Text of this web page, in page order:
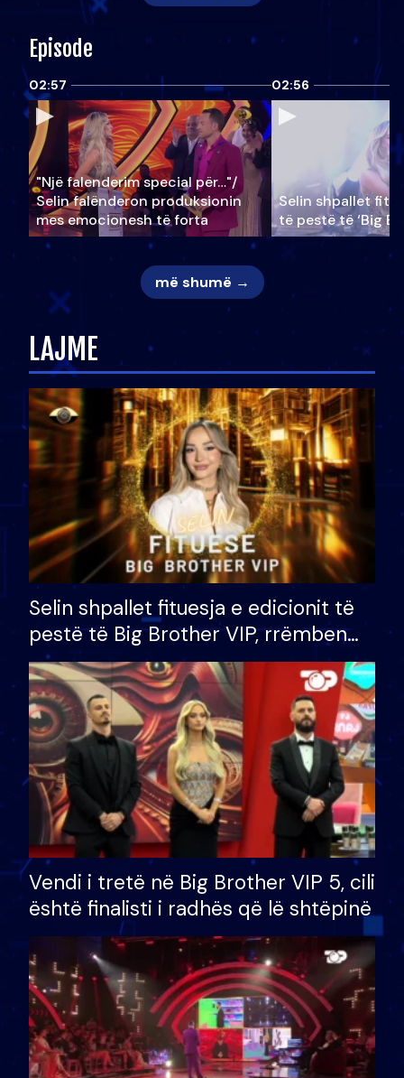
Episode
02:57
"Një falenderim special për…"/
Selin falënderon produksionin
mes emocionesh të forta
02:56
Selin shpallet
të pestë të ‘Big
më shumë →
LAJME
Selin shpallet fituesja e edicionit të
pestë të Big Brother VIP, rrëmben
çmimin e madh prej 100 mijë eurosh
Vendi i tretë në Big Brother VIP 5, cili
është finalisti i radhës që lë shtëpinë